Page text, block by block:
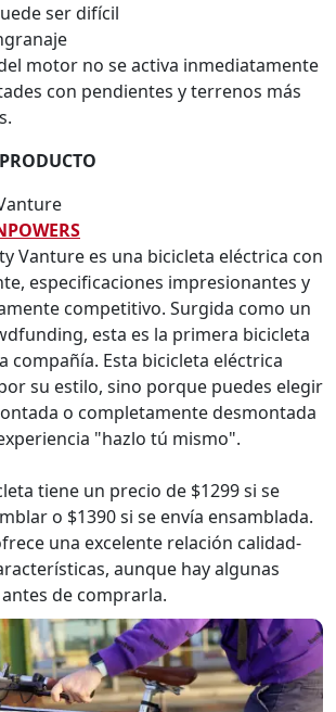
ser difícil
motor no se activa inmediatamente
con pendientes y terrenos más
Vanture es una bicicleta eléctrica con
especificaciones impresionantes y
competitivo. Surgida como un
esta es la primera bicicleta
compañía. Esta bicicleta eléctrica
su estilo, sino porque puedes elegir
o completamente desmontada
"hazlo tú mismo".
tiene un precio de $1299 si se
o $1390 si se envía ensamblada.
una excelente relación calidad-
aunque hay algunas
de comprarla.